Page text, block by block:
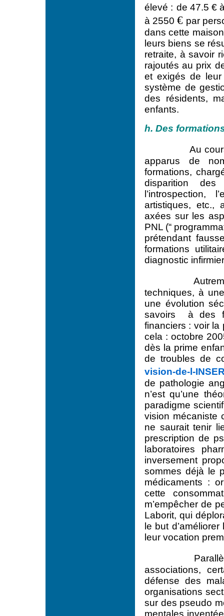
élevé : de 47.5 €
à 2550 € par
dans cette
leurs biens se
retraite, à savoir
rajoutés au prix
et exigés de leur
système de
des résidents,
enfants.
h. Des
Au
apparus de
formations,
disparition
l’introspection,
artistiques, etc.,
axées sur les
PNL (“
prétendant
formations
diagnostic
techniques, à
une évolution
savoirs à des
financiers : voir la
cela : octobre
dès la prime
de troubles de
vision-de-l-
de pathologie
n’est qu’une
paradigme
vision mécaniste
ne saurait tenir
prescription de
laboratoires
inversement
sommes déjà le
médicaments :
cette
m’empêcher de
Laborit, qui
le but
leur vocation
associations,
défense des
organisations
sur des pseudo
mentales